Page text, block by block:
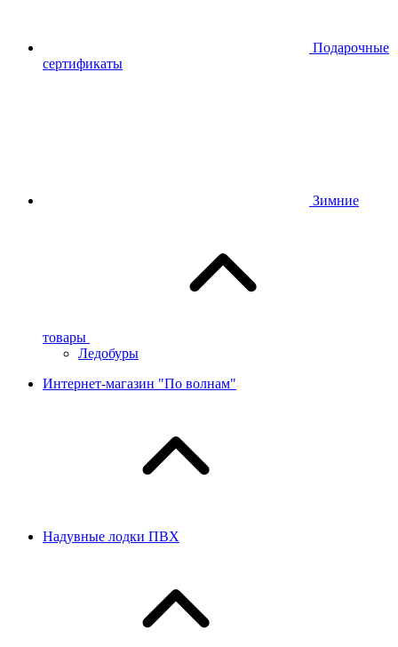
Подарочные
сертификаты
Зимние
товары
Ледобуры
Интернет-магазин "По волнам"
Надувные лодки ПВХ